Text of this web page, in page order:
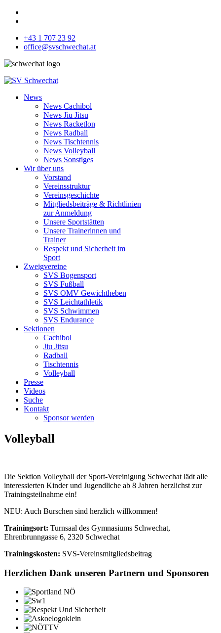
+43 1 707 23 92
office@svschwechat.at
News
News Cachibol
News Jiu Jitsu
News Racketlon
News Radball
News Tischtennis
News Volleyball
News Sonstiges
Wir über uns
Vorstand
Vereinsstruktur
Vereinsgeschichte
Mitgliedsbeiträge & Richtlinien
zur Anmeldung
Unsere Sportstätten
Unsere Trainerinnen und
Trainer
Respekt und Sicherheit im
Sport
Zweigvereine
SVS Bogensport
SVS Fußball
SVS OMV Gewichtheben
SVS Leichtathletik
SVS Schwimmen
SVS Endurance
Sektionen
Cachibol
Jiu Jitsu
Radball
Tischtennis
Volleyball
Presse
Videos
Suche
Kontakt
Sponsor werden
Volleyball
Die Sektion Volleyball der Sport-Vereinigung Schwechat lädt alle
interessierten Kinder und Jugendliche ab 8 Jahren herzlichst zur
Trainingsteilnahme ein!
NEU: Auch Burschen sind herzlich willkommen!
Trainingsort: Turnsaal des Gymnasiums Schwechat,
Ehrenbrunngasse 6, 2320 Schwechat
Trainingskosten: SVS-Vereinsmitgliedsbeitrag
Herzlichen Dank unseren Partnern und Sponsoren